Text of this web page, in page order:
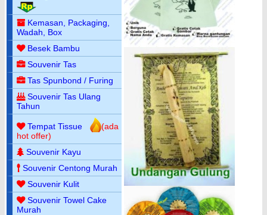
Kemasan, Packaging,
Wadah, Box
Besek Bambu
Souvenir Tas
Tas Spunbond / Furing
Souvenir Tas Ulang
Tahun
Tempat Tissue
(ada
hot offer)
Souvenir Kayu
Souvenir Centong Murah
Souvenir Kulit
Souvenir Towel Cake
Murah